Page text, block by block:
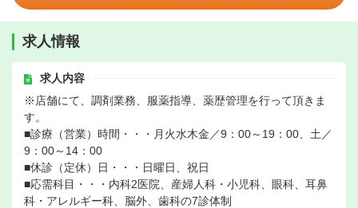
求人情報
求人内容
※店舗にて、調剤業務、服薬指導、薬歴管理を行って頂きま
す。
■診療（営業）時間・・・月火水木金／9：00～19：00、土／
9：00～14：00
■休診（定休）日・・・日曜日、祝日
■応需科目・・・内科2医院、産婦人科・小児科、眼科、耳鼻
科・アレルギー科、脳外、歯科の7診体制